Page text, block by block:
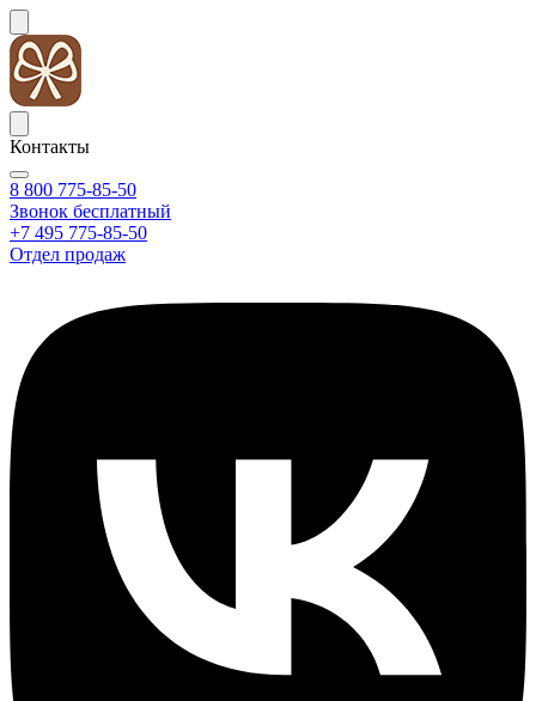
Контакты
8 800 775-85-50
Звонок бесплатный
+7 495 775-85-50
Отдел продаж